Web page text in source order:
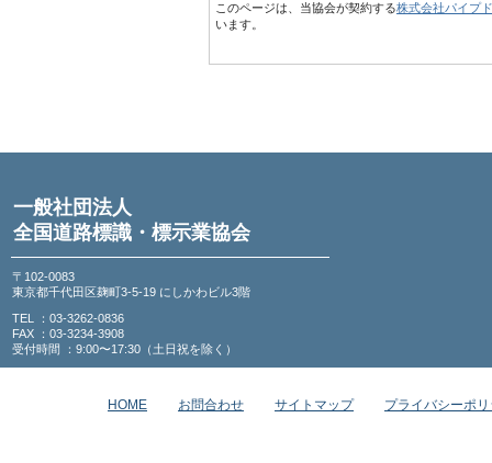
このページは、当協会が契約する株式会社パイプ
います。
一般社団法人
全国道路標識・標示業協会
〒102-0083
東京都千代田区麹町3-5-19 にしかわビル3階
TEL ：03-3262-0836
FAX ：03-3234-3908
受付時間 ：9:00〜17:30（土日祝を除く）
HOME お問合わせ サイトマップ プライバシーポ